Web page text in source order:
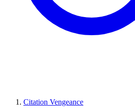
Citation Vengeance